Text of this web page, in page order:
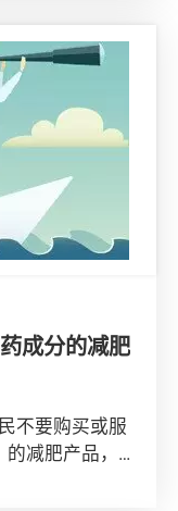
成分的减肥
不要购买或服
减肥产品，